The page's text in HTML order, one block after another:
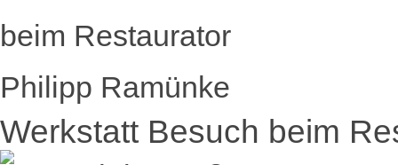
Werkstatt Besuch beim